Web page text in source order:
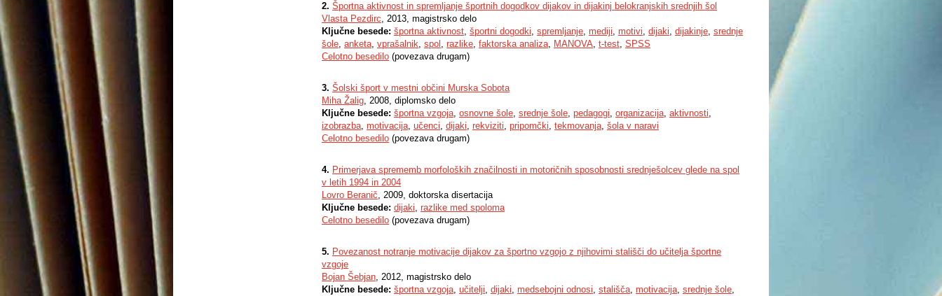
2. Športna aktivnost in spremljanje športnih dogodkov dijakov in dijakinj belokranjskih srednjih šol
Vlasta Pezdirc, 2013, magistrsko delo
Ključne besede: športna aktivnost, športni dogodki, spremljanje, mediji, motivi, dijaki, dijakinje, srednje
šole, anketa, vprašalnik, spol , razlike, faktorska analiza, MANOVA, t-test, SPSS
Celotno besedilo (povezava drugam)
3. Šolski šport v mestni občini Murska Sobota
Miha Žalig, 2008, diplomsko delo
Ključne besede: športna vzgoja, osnovne šole, srednje šole, pedagogi, organizacija, aktivnosti,
izobrazba, motivacija, učenci, dijaki, rekviziti, pripomčki, tekmovanja, šola v naravi
Celotno besedilo (povezava drugam)
4. Primerjava sprememb morfoloških značilnosti in motoričnih sposobnosti srednješolcev glede na spol
v letih 1994 in 2004
Lovro Beranič, 2009, doktorska disertacija
Ključne besede: dijaki, razlike med spoloma
Celotno besedilo (povezava drugam)
5. Povezanost notranje motivacije dijakov za športno vzgojo z njihovimi stališči do učitelja športne
vzgoje
Bojan Šebjan, 2012, magistrsko delo
Ključne besede: športna vzgoja, učitelji, dijaki, medsebojni odnosi, stališča, motivacija, srednje šole,